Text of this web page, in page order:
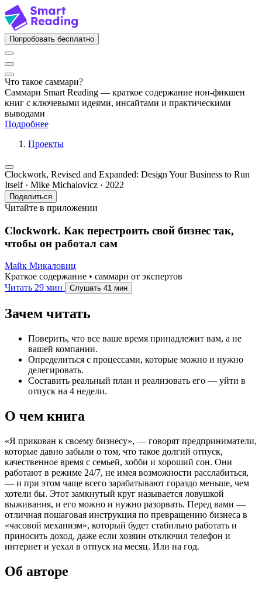
Попробовать бесплатно
Что такое саммари?
Саммари Smart Reading — краткое содержание нон-фикшен
книг с ключевыми идеями, инсайтами и практическими
выводами
Подробнее
Проекты
Clockwork, Revised and Expanded: Design Your Business to Run
Itself · Mike Michalovicz · 2022
Поделиться
Читайте в приложении
Clockwork. Как перестроить свой бизнес так,
чтобы он работал сам
Майк Микаловиц
Краткое содержание • саммари от экспертов
Читать 29 мин Слушать 41 мин
Зачем читать
Поверить, что все ваше время принадлежит вам, а не
вашей компании.
Определиться с процессами, которые можно и нужно
делегировать.
Составить реальный план и реализовать его — уйти в
отпуск на 4 недели.
О чем книга
«Я прикован к своему бизнесу», — говорят предприниматели,
которые давно забыли о том, что такое долгий отпуск,
качественное время с семьей, хобби и хороший сон. Они
работают в режиме 24/7, не имея возможности расслабиться,
— и при этом чаще всего зарабатывают гораздо меньше, чем
хотели бы. Этот замкнутый круг называется ловушкой
выживания, и его можно и нужно разорвать. Перед вами —
отличная пошаговая инструкция по превращению бизнеса в
«часовой механизм», который будет стабильно работать и
приносить доход, даже если хозяин отключил телефон и
интернет и уехал в отпуск на месяц. Или на год.
Об авторе